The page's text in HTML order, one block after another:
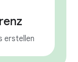
erstellen